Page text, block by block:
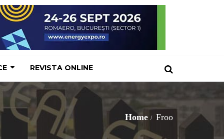
REVISTA ONLINE
Home Froo